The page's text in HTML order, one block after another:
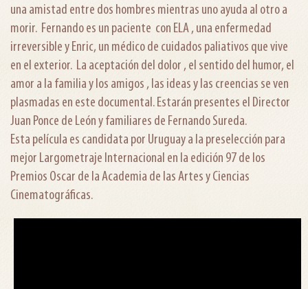
una amistad entre dos hombres mientras uno ayuda al otro a
morir. Fernando es un paciente con ELA , una enfermedad
irreversible y Enric, un médico de cuidados paliativos que vive
en el exterior. La aceptación del dolor , el sentido del humor, el
amor a la familia y los amigos , las ideas y las creencias se ven
plasmadas en este documental. Estarán presentes el Director
Juan Ponce de León y familiares de Fernando Sureda.
Esta película es candidata por Uruguay a la preselección para
mejor Largometraje Internacional en la edición 97 de los
Premios Oscar de la Academia de las Artes y Ciencias
Cinematográficas.